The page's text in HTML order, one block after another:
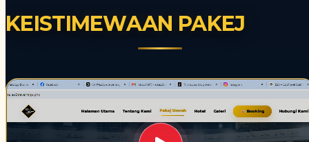
KEISTIMEWAAN PAKEJ